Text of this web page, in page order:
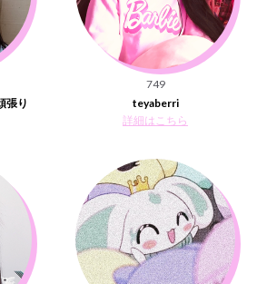
張り
749
teyaberri
詳細はこちら